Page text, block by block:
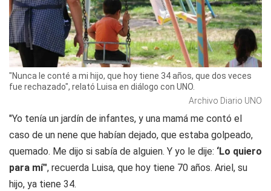
"Nunca le conté a mi hijo, que hoy tiene 34 años, que dos veces
fue rechazado", relató Luisa en diálogo con UNO.
Archivo Diario UNO
"Yo tenía un jardín de infantes, y una mamá me contó el
caso de un nene que habían dejado, que estaba golpeado,
quemado. Me dijo si sabía de alguien. Y yo le dije: ‘Lo quiero
para mí’", recuerda Luisa, que hoy tiene 70 años. Ariel, su
hijo, ya tiene 34.